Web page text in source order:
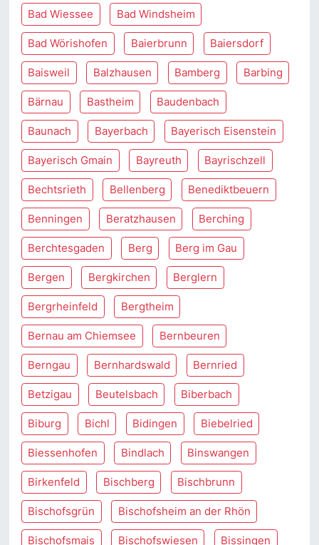
Bad Wiessee Bad Windsheim
Bad Wörishofen Baierbrunn Baiersdorf
Baisweil Balzhausen Bamberg Barbing
Bärnau Bastheim Baudenbach
Baunach Bayerbach Bayerisch Eisenstein
Bayerisch Gmain Bayreuth Bayrischzell
Bechtsrieth Bellenberg Benediktbeuern
Benningen Beratzhausen Berching
Berchtesgaden Berg Berg im Gau
Bergen Bergkirchen Berglern
Bergrheinfeld Bergtheim
Bernau am Chiemsee Bernbeuren
Berngau Bernhardswald Bernried
Betzigau Beutelsbach Biberbach
Biburg Bichl Bidingen Biebelried
Biessenhofen Bindlach Binswangen
Birkenfeld Bischberg Bischbrunn
Bischofsgrün Bischofsheim an der Rhön
Bischofsmais Bischofswiesen Bissingen